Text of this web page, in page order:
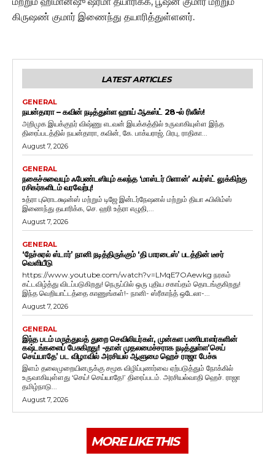
கிருஷண் குமார் இணைந்து தயாரித்துள்ளனர்.
LATEST ARTICLES
GENERAL
நயன்தாரா – கவின் நடித்துள்ள ஹாய் ஆகஸ்ட் 28-ல் ரிலீஸ்!
அறிமுக இயக்குநர் விஷ்ணு எடவன் இயக்கத்தில் உருவாகியுள்ள இந்த
திரைப்படத்தில் நயன்தாரா, கவின், கே. பாக்யராஜ், பிரபு, ராதிகா...
August 7, 2026
GENERAL
நகைச்சுவையும் ஃபேண்டஸியும் கலந்த ‘மாஸ்டர் பிளான்’ ஃபர்ஸ்ட் லுக்கிற்கு
ரசிகர்களிடம் வரவேற்பு!
உத்ரா புரொடக்ஷன்ஸ் மற்றும் டிஜே இன்டர்நேஷனல் மற்றும் தியா ஃபிலிம்ஸ்
இணைந்து தயாரிக்க, செ. ஹரி உத்ரா எழுதி,...
August 7, 2026
GENERAL
‘நேச்சுரல் ஸ்டார்’ நானி நடித்திருக்கும் ‘தி பாரடைஸ்’ படத்தின் டீசர்
வெளியீடு
https://www.youtube.com/watch?v=LMqE7OAewkg நரகம்
கட்டவிழ்த்து விடப்படுகிறது! நெருப்பில் ஒரு புதிய சகாப்தம் தொடங்குகிறது!
இந்த வெறியாட்டத்தை காணுங்கள்!- நானி- ஸ்ரீகாந்த் ஒடேலா-...
August 7, 2026
GENERAL
இந்த படம் மருத்துவத் துறை செவிலியர்கள், முன்கள பணியாளர்களின்
கஷ்டங்களைப் பேசுகிறது! -தான் முதலமைச்சராக நடித்துள்ள’செய்
செய்யாதே’ பட விழாவில் அரசியல் ஆளுமை ஹெச் ராஜா பேச்சு
இளம் தலைமுறையினருக்கு சமூக விழிப்புணர்வை ஏற்படுத்தும் நோக்கில்
உருவாகியுள்ளது ‘செய்! செய்யாதே!’ திரைப்படம். அரசியல்வாதி ஹெச். ராஜா
தமிழ்நாடு...
August 7, 2026
MORE LIKE THIS